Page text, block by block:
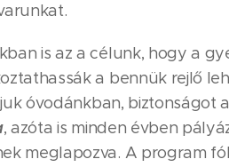
is az a célunk, hogy a
a bennük rejlő
óvodánkban, biztonságot
, azóta is minden évben
meglapozva. A program